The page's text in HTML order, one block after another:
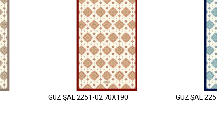
GÜZ ŞAL 2251-02 70X190 GÜZ ŞAL